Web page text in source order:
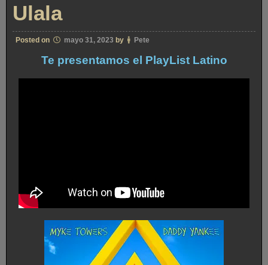
Ulala
Posted on mayo 31, 2023 by Pete
Te presentamos el PlayList Latino